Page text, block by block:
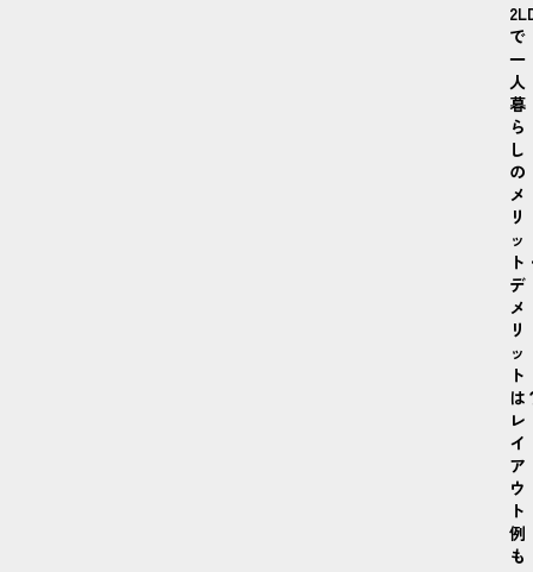
で
一
人
暮
ら
し
の
メ
リ
ッ
ト
デ
メ
リ
ッ
ト
は
レ
イ
ア
ウ
ト
例
も